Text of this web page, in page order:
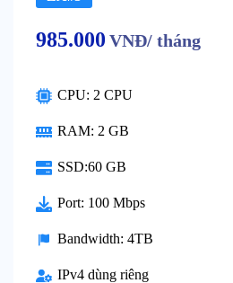
985.000 VNĐ/ tháng
CPU: 2 CPU
RAM: 2 GB
SSD:60 GB
Port: 100 Mbps
Bandwidth: 4TB
IPv4 dùng riêng